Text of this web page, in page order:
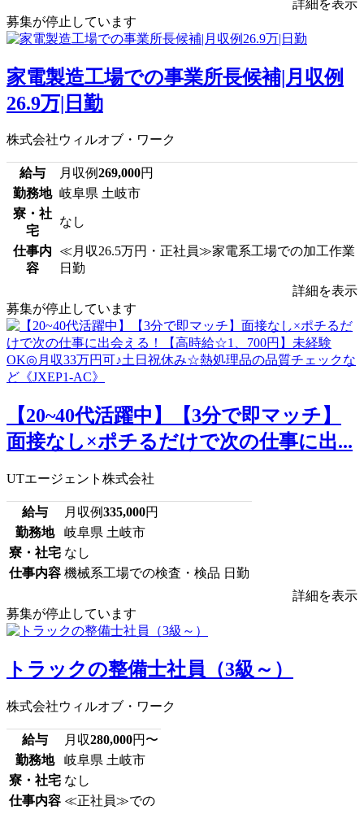
詳細を表示
募集が停止しています
家電製造工場での事業所長候補|月収例
26.9万|日勤
株式会社ウィルオブ・ワーク
給与 月収例269,000円
勤務地 岐阜県 土岐市
寮・社
宅
なし
仕事内
容
≪月収26.5万円・正社員≫家電系工場での加工作業
日勤
詳細を表示
募集が停止しています
【20~40代活躍中】【3分で即マッチ】
面接なし×ポチるだけで次の仕事に出...
UTエージェント株式会社
給与 月収例335,000円
勤務地
岐阜県 土岐市
寮・社宅 なし
仕事内容 機械系工場での検査・検品 日勤
詳細を表示
募集が停止しています
トラックの整備士社員（3級～）
株式会社ウィルオブ・ワーク
給与 月収280,000円〜
勤務地
岐阜県 土岐市
寮・社宅 なし
仕事内容 ≪正社員≫での